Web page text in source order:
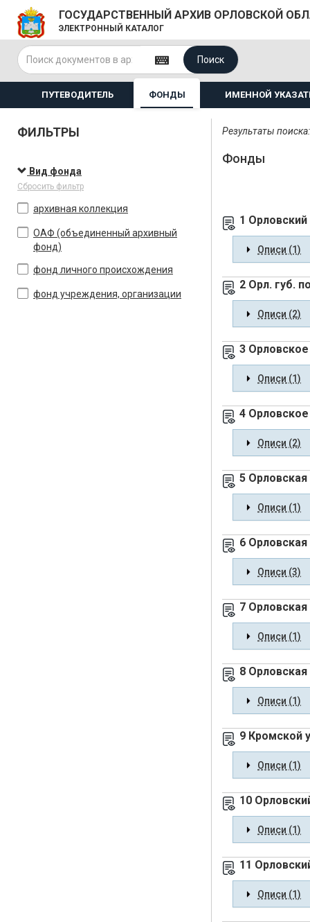
ГОСУДАРСТВЕННЫЙ АРХИВ ОРЛОВСКОЙ
ЭЛЕКТРОННЫЙ КАТАЛОГ
Поиск
ПУТЕВОДИТЕЛЬ ФОНДЫ ИМЕННОЙ
ФИЛЬТРЫ
Вид фонда
Сбросить фильтр
архивная коллекция
ОАФ (объединенный архивный
фонд)
фонд личного происхождения
фонд учреждения, организации
Результаты
Фонды
1
Описи (1)
2 Орл. губ.
Описи (2)
3 Орловское
Описи (1)
4
Описи (2)
5 Орловская
Описи (1)
6
Описи (3)
7 Орловская
Описи (1)
8
Описи (1)
9 Кромской
Описи (1)
10
Описи (1)
11
Описи (1)